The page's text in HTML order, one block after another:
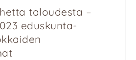
taloudesta –
eduskunta­­­